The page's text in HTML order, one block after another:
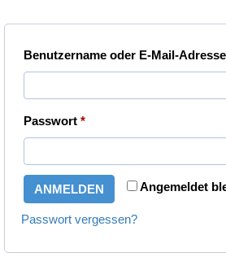
Benutzername oder E-Mail-Adresse
Passwort *Erforderlich
Angemeldet
ANMELDEN
Passwort vergessen?